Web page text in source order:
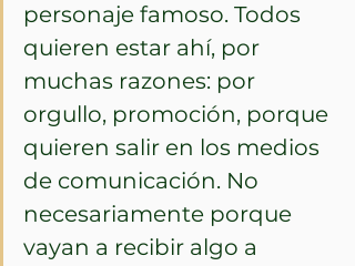
personaje famoso. Todos
quieren estar ahí, por
muchas razones: por
orgullo, promoción, porque
quieren salir en los medios
de comunicación. No
necesariamente porque
vayan a recibir algo a